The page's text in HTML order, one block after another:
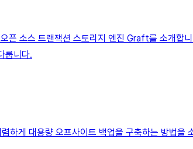
픈 소스 트랜잭션 스토리지 엔진 Graft를 소개합
룹니다.
게 대용량 오프사이트 백업을 구축하는 방법을